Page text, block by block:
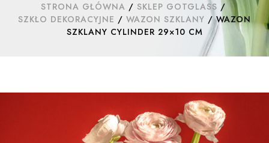
STRONA GŁÓWNA / SKLEP GOTGLASS /
SZKŁO DEKORACYJNE / WAZON SZKLANY / WAZON
SZKLANY CYLINDER 29×10 CM